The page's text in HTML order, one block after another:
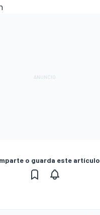
o guarda este artículo